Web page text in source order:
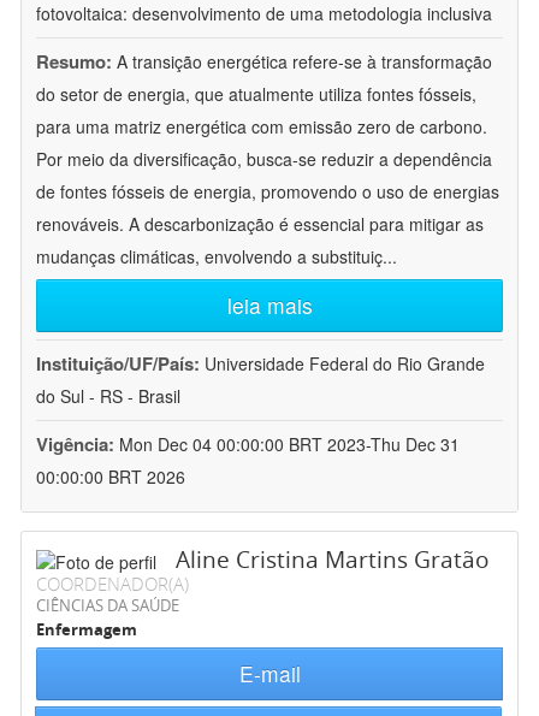
fotovoltaica: desenvolvimento de uma metodologia inclusiva
Resumo: A transição energética refere-se à transformação
do setor de energia, que atualmente utiliza fontes fósseis,
para uma matriz energética com emissão zero de carbono.
Por meio da diversificação, busca-se reduzir a dependência
de fontes fósseis de energia, promovendo o uso de energias
renováveis. A descarbonização é essencial para mitigar as
mudanças climáticas, envolvendo a substituiç...
leia mais
Instituição/UF/País: Universidade Federal do Rio Grande
do Sul - RS - Brasil
Vigência: Mon Dec 04 00:00:00 BRT 2023-Thu Dec 31
00:00:00 BRT 2026
Aline Cristina Martins Gratão
COORDENADOR(A)
CIÊNCIAS DA SAÚDE
Enfermagem
E-mail